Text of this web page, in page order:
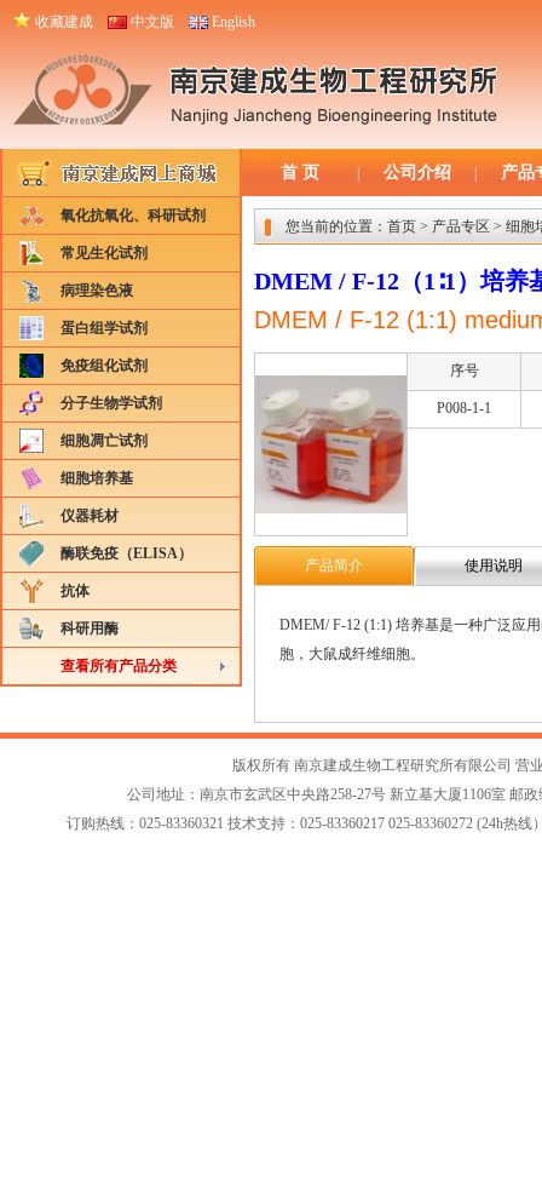
收藏建成 中文版 English
首 页 公司介绍 产品
氧化抗氧化、科研试剂
常见生化试剂
病理染色液
蛋白组学试剂
免疫组化试剂
分子生物学试剂
细胞凋亡试剂
细胞培养基
仪器耗材
酶联免疫（ELISA）
抗体
科研用酶
查看所有产品分类
您当前的位置： 首页 > 产品专区 > 细胞
DMEM / F-12（1∶1）培养
DMEM / F-12 (1:1)
序号
P008-1-1
产品简介 使用说明
DMEM/ F-12 (1:1) 培养基是一种广泛应
胞，大鼠成纤维细胞。
版权所有 南京建成生物工程研究所有限公司 营
公司地址：南京市玄武区中央路258-27号 新立基大厦1106室 邮政
订购热线：025-83360321 技术支持：025-83360217 025-83360272 (24h热